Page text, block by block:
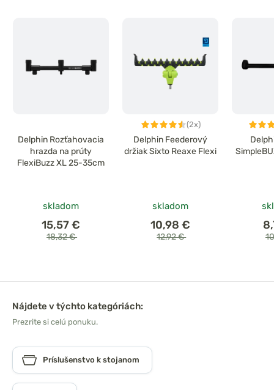
Delphin Rozťahovacia
hrazda na prúty
FlexiBuzz XL 25-35cm
skladom
15,57 €
18,32 €
(2x)
Delphin Feederový
držiak Sixto Reaxe Flexi
skladom
10,98 €
12,92 €
Nájdete v týchto kategóriách:
Prezrite si celú ponuku.
Príslušenstvo k stojanom